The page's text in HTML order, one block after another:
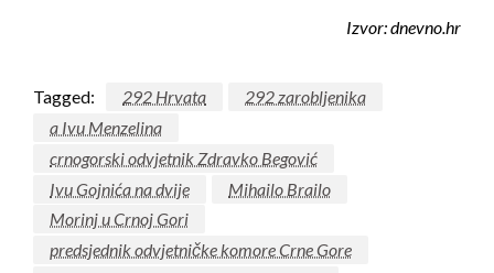
Izvor: dnevno.hr
Tagged: 292 Hrvata
292 zarobljenika
a Ivu Menzelina
crnogorski odvjetnik Zdravko Begović
Ivu Gojnića na dvije
Mihailo Brailo
Morinj u Crnoj Gori
predsjednik odvjetničke komore Crne Gore